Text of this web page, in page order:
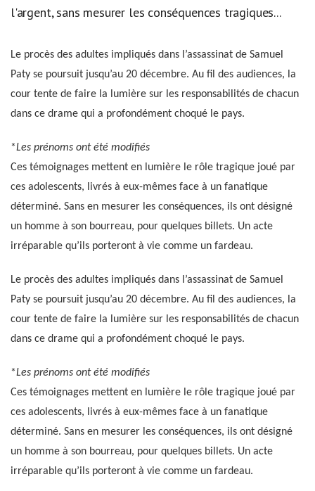
l'argent, sans mesurer les conséquences tragiques...
Le procès des adultes impliqués dans l’assassinat de Samuel
Paty se poursuit jusqu’au 20 décembre. Au fil des audiences, la
cour tente de faire la lumière sur les responsabilités de chacun
dans ce drame qui a profondément choqué le pays.
*Les prénoms ont été modifiés
Ces témoignages mettent en lumière le rôle tragique joué par
ces adolescents, livrés à eux-mêmes face à un fanatique
déterminé. Sans en mesurer les conséquences, ils ont désigné
un homme à son bourreau, pour quelques billets. Un acte
irréparable qu’ils porteront à vie comme un fardeau.
Le procès des adultes impliqués dans l’assassinat de Samuel
Paty se poursuit jusqu’au 20 décembre. Au fil des audiences, la
cour tente de faire la lumière sur les responsabilités de chacun
dans ce drame qui a profondément choqué le pays.
*Les prénoms ont été modifiés
Ces témoignages mettent en lumière le rôle tragique joué par
ces adolescents, livrés à eux-mêmes face à un fanatique
déterminé. Sans en mesurer les conséquences, ils ont désigné
un homme à son bourreau, pour quelques billets. Un acte
irréparable qu’ils porteront à vie comme un fardeau.